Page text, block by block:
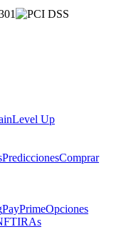
Level Up
PrediccionesComprar
PayPrimeOpciones
IRAs